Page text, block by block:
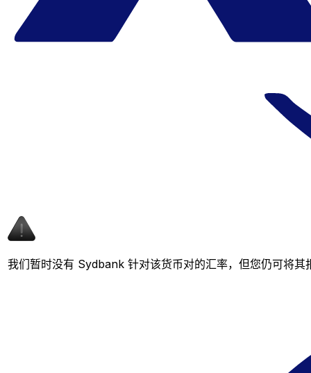
我们暂时没有 Sydbank 针对该货币对的汇率，但您仍可将